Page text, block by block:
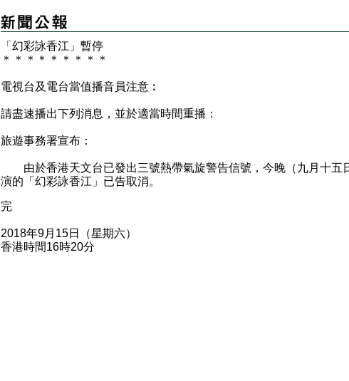
「幻彩詠香江」暫停
＊
＊ ＊ ＊ ＊ ＊ ＊ ＊ ＊
電視台及電台當值播音員注意︰
請盡速播出下列消息，並於適當時間重播：
旅遊事務署宣布：
由於香港天文台已發出三號熱帶氣旋警告信號，今晚（九月十五
演的「幻彩詠香江」已告取消。
完
2018年9月15日（星期六）
香港時間16時20分